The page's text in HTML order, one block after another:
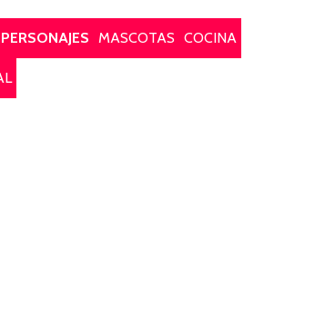
PERSONAJES MASCOTAS COCINA